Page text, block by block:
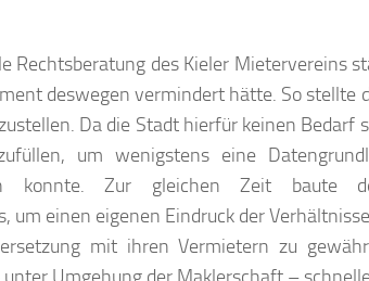
Rechtsberatung des Kieler Mietervereins
deswegen vermindert hätte. So stellte
Da die Stadt hierfür keinen
um wenigstens eine
konnte. Zur gleichen Zeit baute
um einen eigenen Eindruck der
mit ihren Vermietern zu